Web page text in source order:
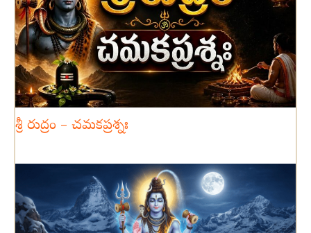
శ్రీ రుద్రం – చమకప్రశ్నః